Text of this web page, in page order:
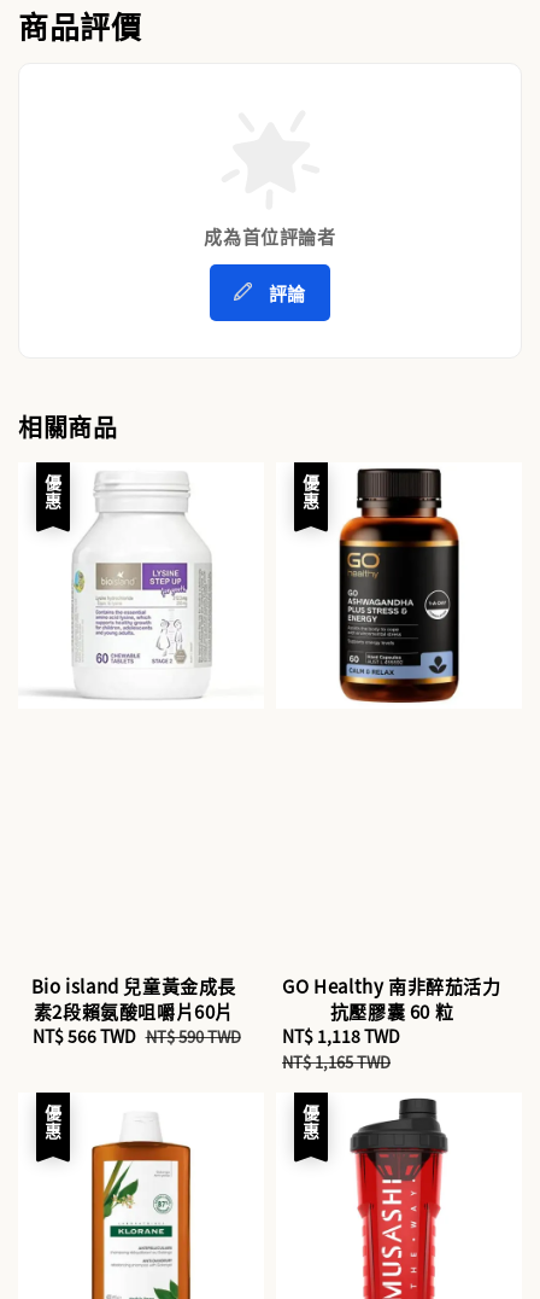
商品評價
成為首位評論者
評論
相關商品
優惠
Bio island 兒童黃金成長
素2段賴氨酸咀嚼片60片
Sale
NT$ 566 TWD Regular
NT$ 590 TWD
優惠
GO Healthy 南非醉茄活力
抗壓膠囊 60 粒
Sale
price
NT$ 1,118 TWD
NT$ 1,165 TWD
優惠 優惠